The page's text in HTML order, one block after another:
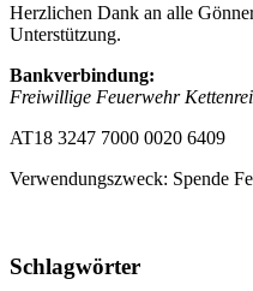
Herzlichen Dank an alle
Unterstützung.
Bankverbindung:
Freiwillige Feuerwehr
AT18 3247 7000 0020 6409
Verwendungszweck: Spende
Schlagwörter